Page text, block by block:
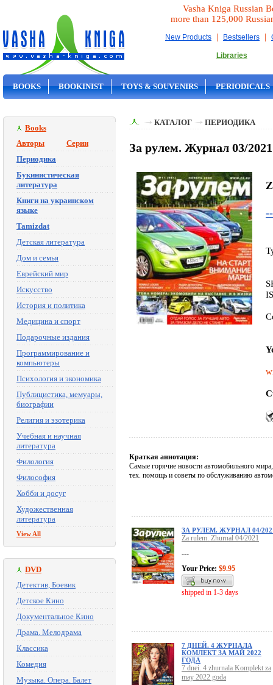
Vasha Kniga Russian
more than 125,000
New Products | Bestsellers |
Libraries
BOOKS BOOKINIST TOYS & SOUVENIRS PERIODICALS
Books
Авторы
Серии
Периодика
Букинистическая
литература
Книги на украинском
языке
Tamizdat
Детская литература
Дом и семья
Еврейский мир
Искусство
История и политика
Медицина и спорт
Подарочные издания
Программирование и
компьютеры
Психология и экономика
Публицистика, мемуары,
биографии
Религия и эзотерика
Учебная и научная
литература
Филология
Философия
Хобби и досуг
Художественная
литература
View All
DVD
Детектив, Боевик
Детское Кино
Документальное Кино
Драма. Мелодрама
Классика
Комедия
Музыка. Опера. Балет
КАТАЛОГ ПЕРИОДИКА
За рулем. Журнал 03/
Краткая аннотация:
Самые горячие новости автомобильного
тех. помощь и советы по обслуживанию
ЗА РУЛЕМ. ЖУРНАЛ 04/
Za rulem. Zhurnal 04/2021
---
Your Price: $9.95
shipped in 1-3 days
7 ДНЕЙ. 4 ЖУРНАЛА
КОМЛЕКТ ЗА МАЙ 2022
ГОДА
7 dnei. 4 zhurnala Komplekt za
may 2022 goda